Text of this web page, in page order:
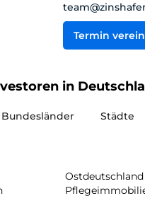
Termin
in
Bundesländer Städte
Ostdeutschland